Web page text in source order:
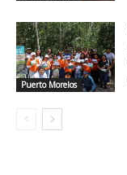
Puerto Morelos